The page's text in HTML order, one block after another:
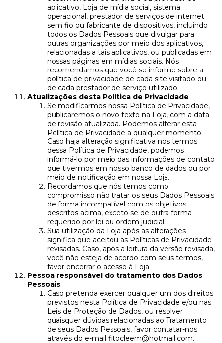
aplicativo, Loja de mídia social, sistema
operacional, prestador de serviços de internet
sem fio ou fabricante de dispositivos, incluindo
todos os Dados Pessoais que divulgar para
outras organizações por meio dos aplicativos,
relacionadas a tais aplicativos, ou publicadas em
nossas páginas em mídias sociais. Nós
recomendamos que você se informe sobre a
política de privacidade de cada site visitado ou
de cada prestador de serviço utilizado.
Atualizações desta Política de Privacidade
Se modificarmos nossa Política de Privacidade,
publicaremos o novo texto na Loja, com a data
de revisão atualizada. Podemos alterar esta
Política de Privacidade a qualquer momento.
Caso haja alteração significativa nos termos
dessa Política de Privacidade, podemos
informá-lo por meio das informações de contato
que tivermos em nosso banco de dados ou por
meio de notificação em nossa Loja.
Recordamos que nós temos como
compromisso não tratar os seus Dados Pessoais
de forma incompatível com os objetivos
descritos acima, exceto se de outra forma
requerido por lei ou ordem judicial.
Sua utilização da Loja após as alterações
significa que aceitou as Políticas de Privacidade
revisadas. Caso, após a leitura da versão revisada,
você não esteja de acordo com seus termos,
favor encerrar o acesso à Loja.
Pessoa responsável do tratamento dos Dados
Pessoais
Caso pretenda exercer qualquer um dos direitos
previstos nesta Política de Privacidade e/ou nas
Leis de Proteção de Dados, ou resolver
quaisquer dúvidas relacionadas ao Tratamento
de seus Dados Pessoais, favor contatar-nos
através do e-mail fitocleem@hotmail.com.